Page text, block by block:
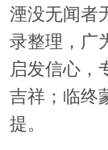
湮没无闻者
录整理，广
启发信心，
吉祥；临终
提。